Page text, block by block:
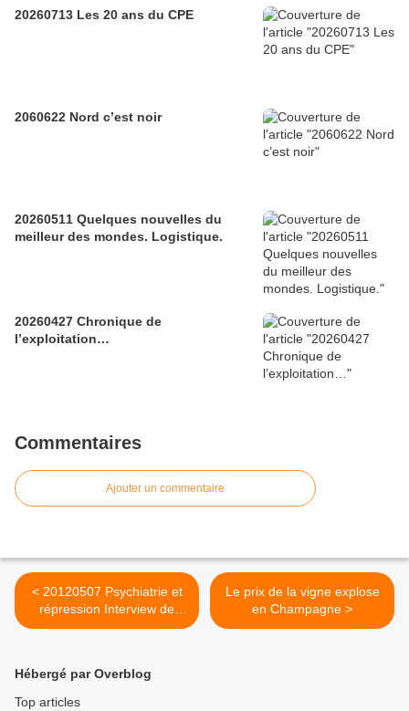
20260713 Les 20 ans du CPE
2060622 Nord c’est noir
20260511 Quelques nouvelles du
meilleur des mondes. Logistique.
20260427 Chronique de
l’exploitation…
Commentaires
Ajouter un commentaire
< 20120507 Psychiatrie et
répression Interview de
Jean Pascal
Le prix de la vigne explose
en Champagne >
Hébergé par Overblog
Top articles